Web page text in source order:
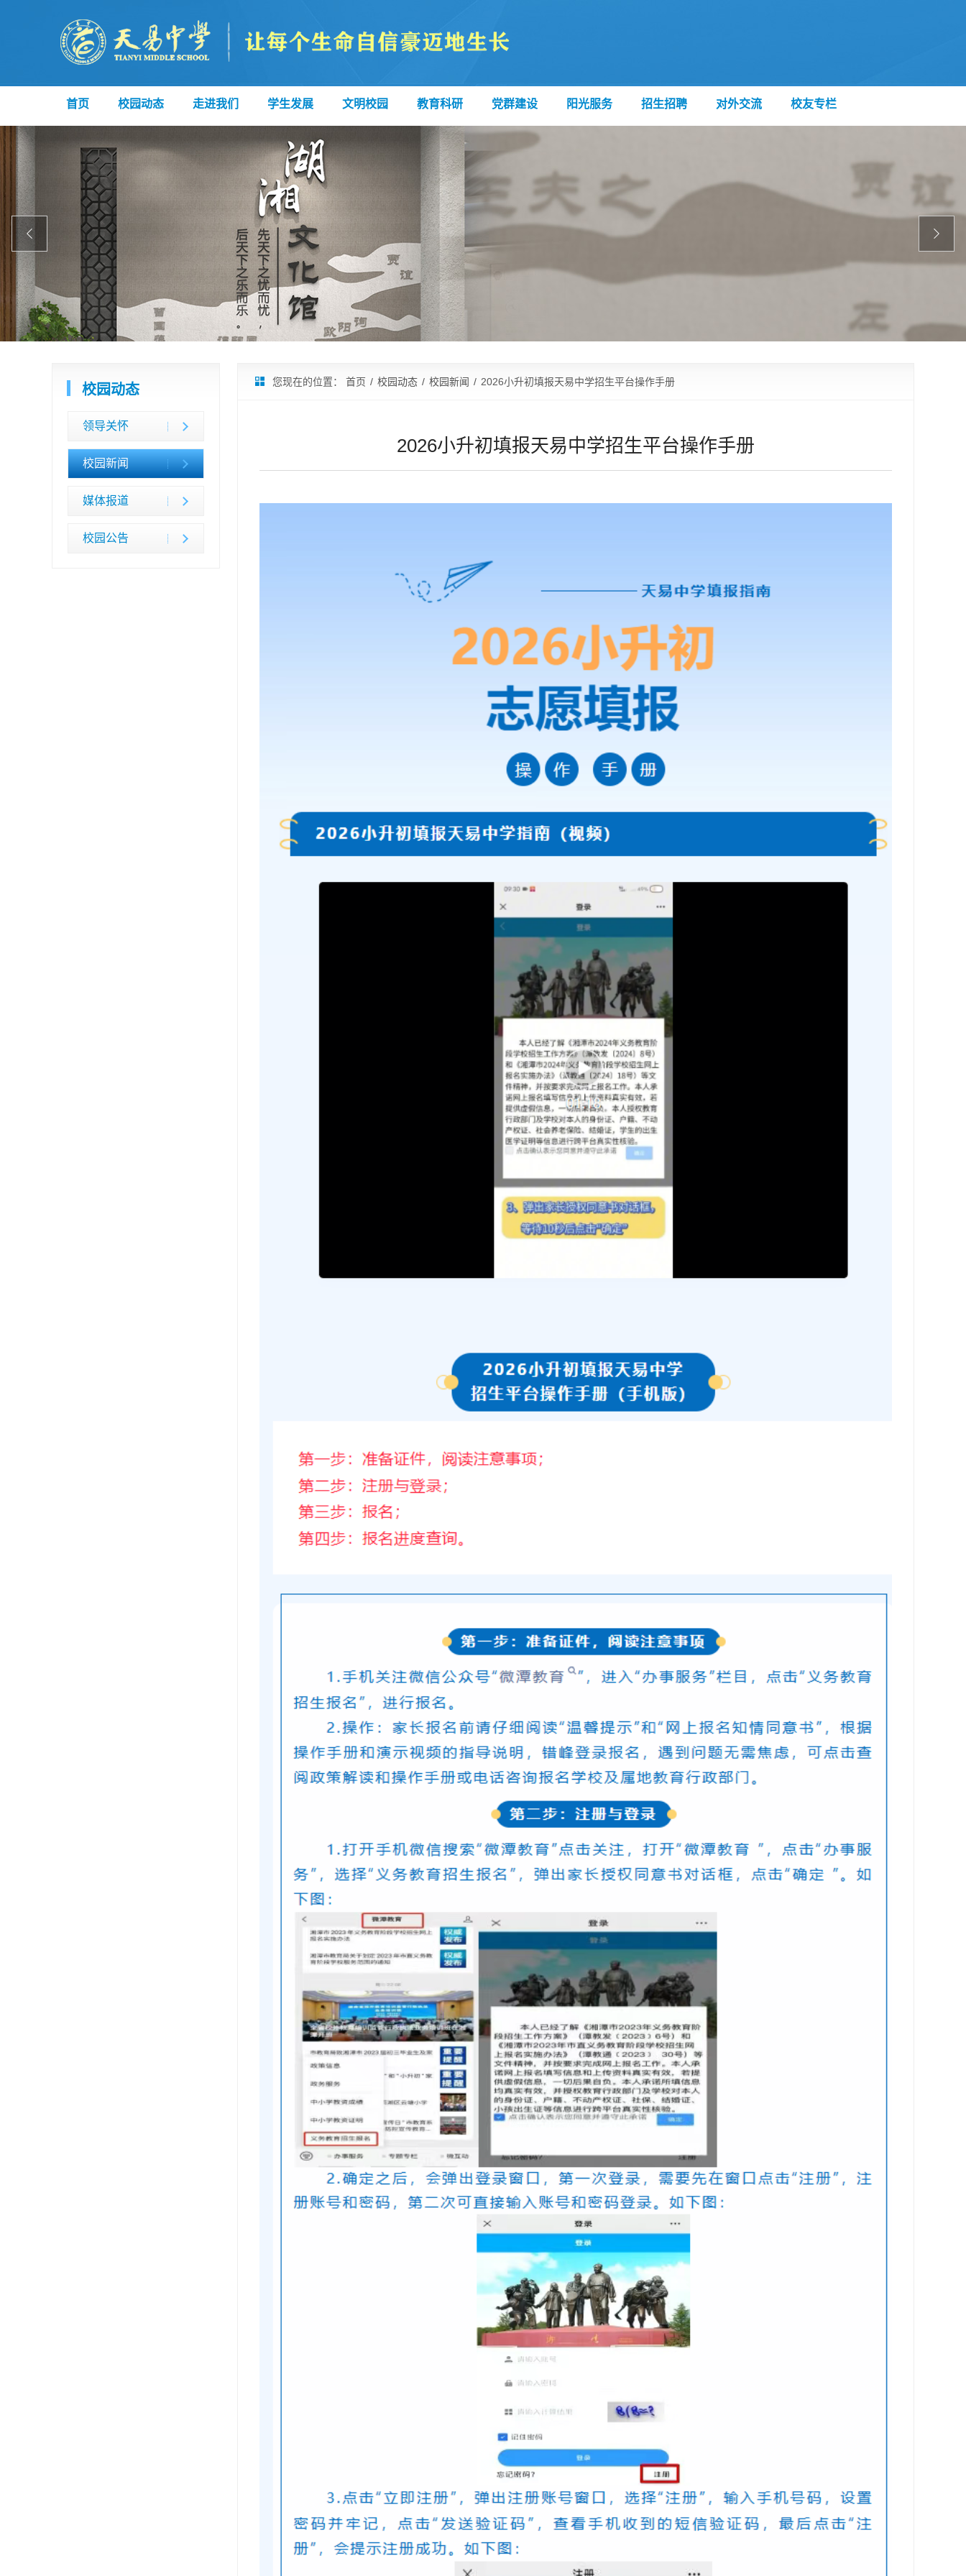
首页 校园动态 走进我们 学生发展 文明校园 教育科研 党群建设 阳光服务 招生招聘 对外交流 校友专栏
 
校园动态
领导关怀
校园新闻
媒体报道
校园公告
您现在的位置： 首页 / 校园动态 / 校园新闻 / 2026小升初填报天易中学招生平台操作手册
2026小升初填报天易中学招生平台操作手册